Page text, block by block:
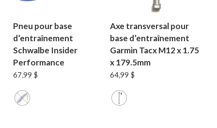
Pneu pour base
d’entraînement
Schwalbe Insider
Performance
67,99 $
Axe transversal pour
base d’entraînement
Garmin Tacx M12 x 1.75
x 179.5mm
64,99 $